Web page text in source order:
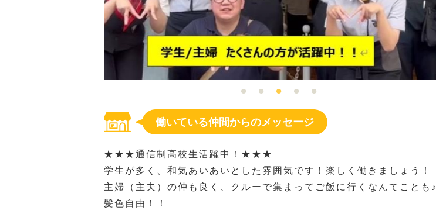
働いている仲間からのメッセージ
★★★通信制高校生活躍中！★★★
学生が多く、和気あいあいとした雰囲気です！楽しく働きましょう！
主婦（主夫）の仲も良く、クルーで集まってご飯に行くなんてことも♪
髪色自由！！